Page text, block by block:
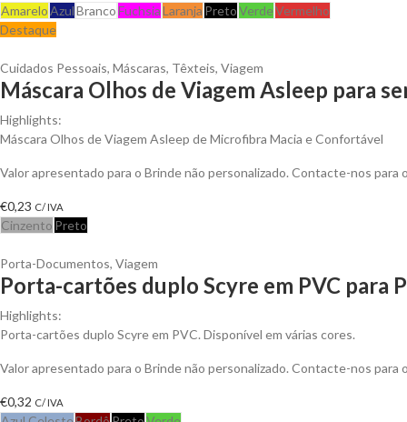
AmareloAzulBrancoFuchsiaLaranja PretoVerdeVermelho
Destaque
Cuidados Pessoais, Máscaras, Têxteis, Viagem
Máscara Olhos de Viagem Asleep para
Highlights:
Máscara Olhos de Viagem Asleep de Microfibra Macia e Confortável
Valor apresentado para o Brinde não personalizado. Contacte-nos
€0,23 C/ IVA
Cinzento Preto
Porta-Documentos, Viagem
Porta-cartões duplo Scyre em PVC para
Highlights:
Porta-cartões duplo Scyre em PVC. Disponível em várias cores.
Valor apresentado para o Brinde não personalizado. Contacte-nos
€0,32 C/ IVA